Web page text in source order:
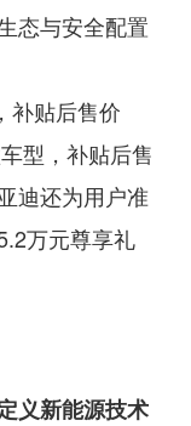
态与安全配置
补贴后售价
型，补贴后售
迪还为用户准
万元尊享礼
义新能源技术